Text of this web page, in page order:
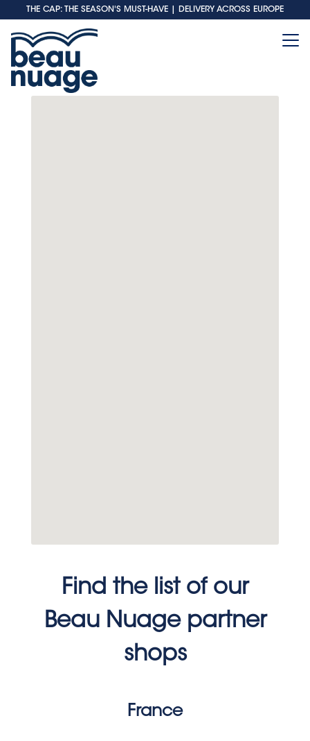
THE CAP: THE SEASON'S MUST-HAVE | DELIVERY ACROSS EUROPE
Find the list of our
Beau Nuage partner
shops
France